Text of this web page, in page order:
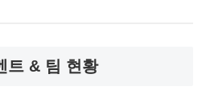
트 & 팀 현황